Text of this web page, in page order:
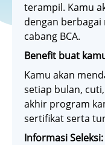
terampil. Kamu
dengan
cabang BCA.
Benefit buat
Kamu akan
setiap bulan,
akhir program
sertifikat serta
Informasi Seleksi: